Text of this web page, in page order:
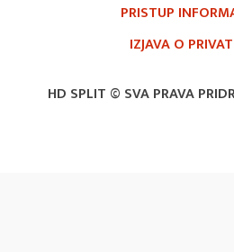
HD SPLIT © SVA PRAVA
PRISTUP
IZJAVA O